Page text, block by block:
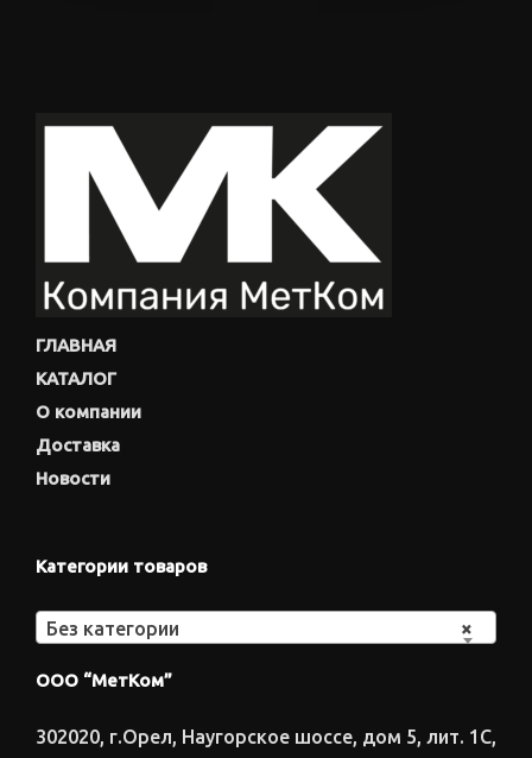
ГЛАВНАЯ
КАТАЛОГ
О компании
Доставка
Новости
Категории товаров
×
Без категории
ООО “МетКом”
302020, г.Орел, Наугорское шоссе, дом 5, лит. 1С,